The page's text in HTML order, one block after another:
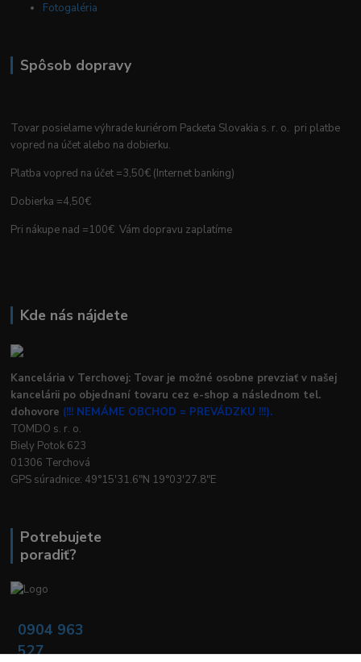
Fotogaléria
Spôsob dopravy
Tovar posielame výhrade kuriérom Packeta Slovakia s. r. o. pri platbe
vopred na účet alebo na dobierku.
Platba vopred na účet =3,50€ (Internet banking)
Dobierka =4,50€
Pri nákupe nad =100€ Vám dopravu zaplatíme
Kde nás nájdete
Kancelária v Terchovej: Tovar je možné osobne prevziať v našej
kancelárii po objednaní tovaru cez e-shop a následnom tel.
dohovore (!!! NEMÁME OBCHOD = PREVÁDZKU !!!).
TOMDO s. r. o.
Biely Potok 623
01306 Terchová
GPS súradnice: 49°15'31.6"N 19°03'27.8"E
Potrebujete
poradiť?
0904 963
527